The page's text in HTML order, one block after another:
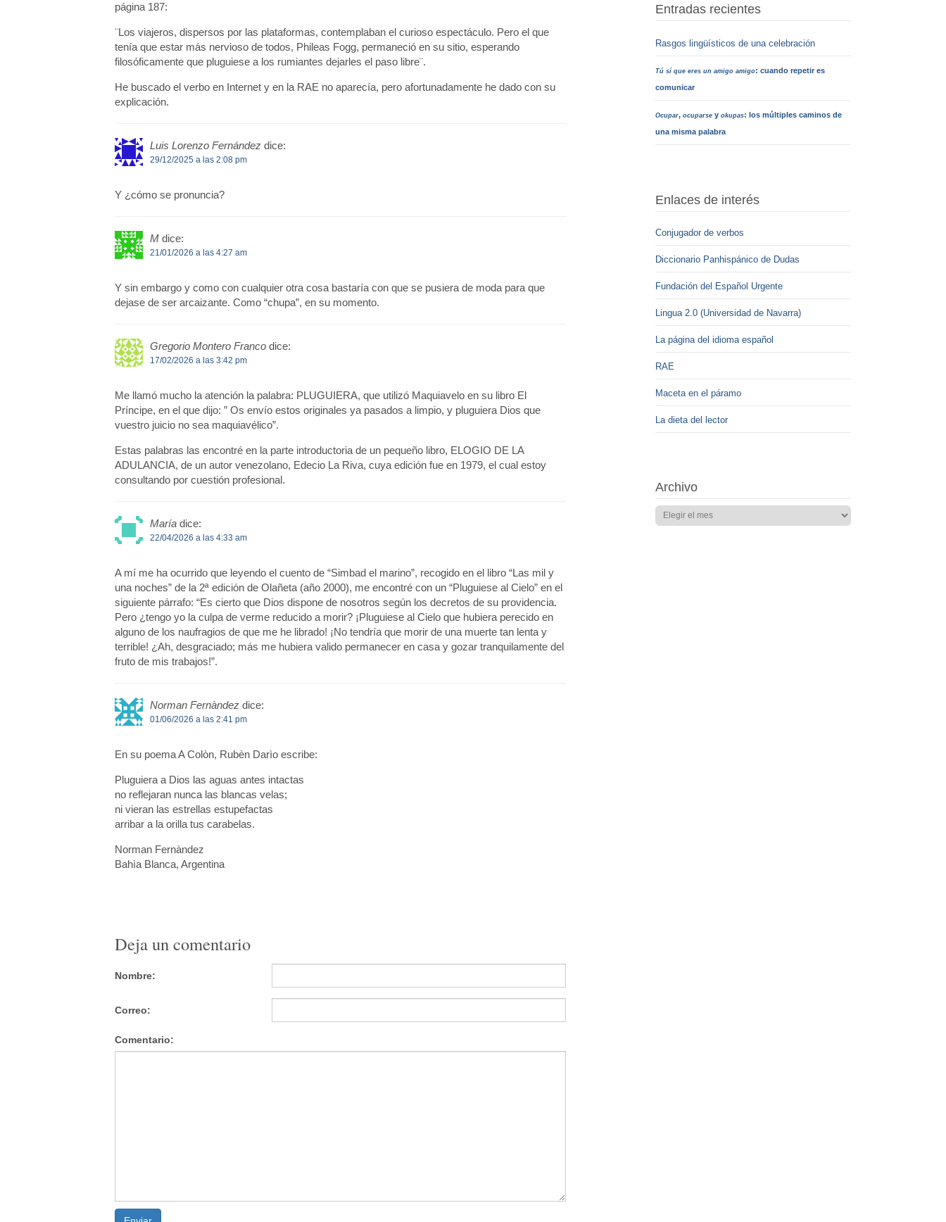
página 187:
¨Los viajeros, dispersos por las plataformas, contemplaban el curioso espectáculo. Pero el que
tenía que estar más nervioso de todos, Phileas Fogg, permaneció en su sitio, esperando
filosóficamente que pluguiese a los rumiantes dejarles el paso libre¨.
He buscado el verbo en Internet y en la RAE no aparecía, pero afortunadamente he dado con su
explicación.
Luis Lorenzo Fernández dice:
29/12/2025 a las 2:08 pm
Y ¿cómo se pronuncia?
M dice:
21/01/2026 a las 4:27 am
Y sin embargo y como con cualquier otra cosa bastaría con que se pusiera de moda para que
dejase de ser arcaizante. Como “chupa”, en su momento.
Gregorio Montero Franco dice:
17/02/2026 a las 3:42 pm
Me llamó mucho la atención la palabra: PLUGUIERA, que utilizó Maquiavelo en su libro El
Príncipe, en el que dijo: ” Os envío estos originales ya pasados a limpio, y pluguiera Dios que
vuestro juicio no sea maquiavélico”.
Estas palabras las encontré en la parte introductoria de un pequeño libro, ELOGIO DE LA
ADULANCIA, de un autor venezolano, Edecio La Riva, cuya edición fue en 1979, el cual estoy
consultando por cuestión profesional.
María dice:
22/04/2026 a las 4:33 am
A mí me ha ocurrido que leyendo el cuento de “Simbad el marino”, recogido en el libro “Las mil y
una noches” de la 2ª edición de Olañeta (año 2000), me encontré con un “Pluguiese al Cielo” en el
siguiente párrafo: “Es cierto que Dios dispone de nosotros según los decretos de su providencia.
Pero ¿tengo yo la culpa de verme reducido a morir? ¡Pluguiese al Cielo que hubiera perecido en
alguno de los naufragios de que me he librado! ¡No tendría que morir de una muerte tan lenta y
terrible! ¿Ah, desgraciado; más me hubiera valido permanecer en casa y gozar tranquilamente del
fruto de mis trabajos!”.
Norman Fernàndez dice:
01/06/2026 a las 2:41 pm
En su poema A Colòn, Rubèn Darìo escribe:
Pluguiera a Dios las aguas antes intactas
no reflejaran nunca las blancas velas;
ni vieran las estrellas estupefactas
arribar a la orilla tus carabelas.
Norman Fernàndez
Bahìa Blanca, Argentina
Deja un comentario
Nombre:
Correo:
Comentario:
Entradas recientes
Rasgos lingüísticos de una celebración
Tú sí que eres un amigo amigo: cuando repetir es
comunicar
Ocupar, ocuparsey okupas: los múltiples caminos de
una misma palabra
Enlaces de interés
Conjugador de verbos
Diccionario Panhispánico de Dudas
Fundación del Español Urgente
Lingua 2.0 (Universidad de Navarra)
La página del idioma español
RAE
Maceta en el páramo
La dieta del lector
Archivo